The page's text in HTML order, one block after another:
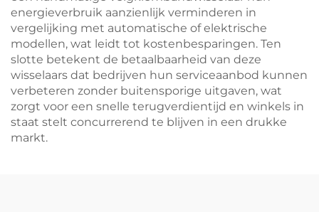
energieverbruik aanzienlijk verminderen in
vergelijking met automatische of elektrische
modellen, wat leidt tot kostenbesparingen. Ten
slotte betekent de betaalbaarheid van deze
wisselaars dat bedrijven hun serviceaanbod kunnen
verbeteren zonder buitensporige uitgaven, wat
zorgt voor een snelle terugverdientijd en winkels in
staat stelt concurrerend te blijven in een drukke
markt.